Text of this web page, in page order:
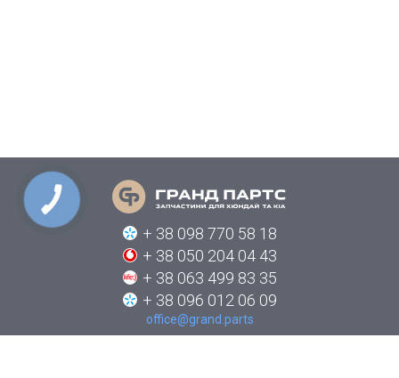
+ 38 098 770 58 18
+ 38 050 204 04 43
+ 38 063 499 83 35
+ 38 096 012 06 09
office@grand.parts
КНОПКА
СВЯЗИ